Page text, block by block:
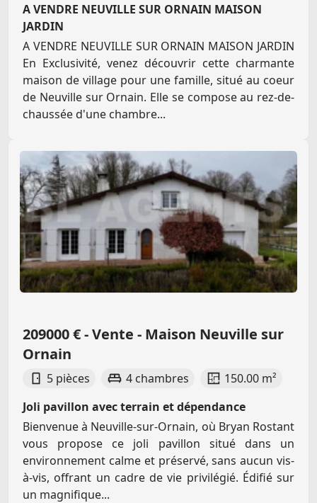
A VENDRE NEUVILLE SUR ORNAIN MAISON
JARDIN
A VENDRE NEUVILLE SUR ORNAIN MAISON JARDIN
En Exclusivité, venez découvrir cette charmante
maison de village pour une famille, situé au coeur
de Neuville sur Ornain. Elle se compose au rez-de-
chaussée d'une chambre...
209000 € - Vente - Maison Neuville sur
Ornain
5 pièces 4 chambres
150.00 m²
Joli pavillon avec terrain et dépendance
Bienvenue à Neuville-sur-Ornain, où Bryan Rostant
vous propose ce joli pavillon situé dans un
environnement calme et préservé, sans aucun vis-
à-vis, offrant un cadre de vie privilégié. Édifié sur
un magnifique...